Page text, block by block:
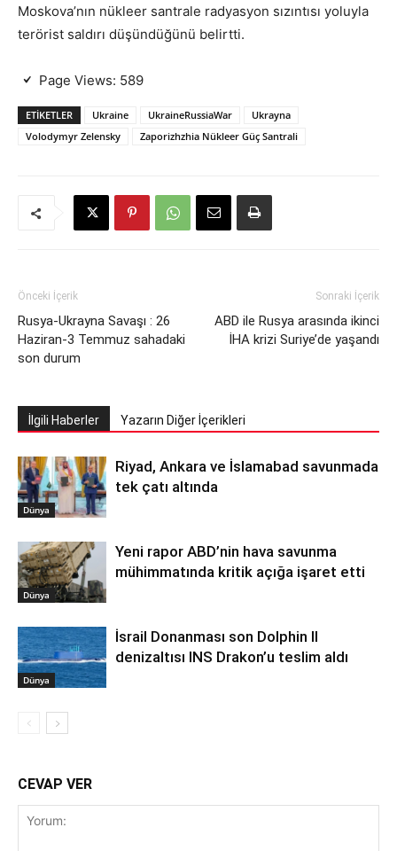
Moskova’nın nükleer santrale radyasyon sızıntısı yoluyla
terörist saldırı düşündüğünü belirtti.
Page Views: 589
ETIKETLER Ukraine UkraineRussiaWar
Ukrayna
Volodymyr Zelensky
Zaporizhzhia Nükleer Güç Santrali
Önceki İçerik
Rusya-Ukrayna Savaşı : 26
Haziran-3 Temmuz sahadaki
son durum
Sonraki İçerik
ABD ile Rusya arasında ikinci
İHA krizi Suriye’de yaşandı
İlgili Haberler Yazarın Diğer İçerikleri
Dünya
Riyad, Ankara ve İslamabad savunmada
tek çatı altında
Dünya
Yeni rapor ABD’nin hava savunma
mühimmatında kritik açığa işaret etti
Dünya
İsrail Donanması son Dolphin II
denizaltısı INS Drakon’u teslim aldı
CEVAP VER